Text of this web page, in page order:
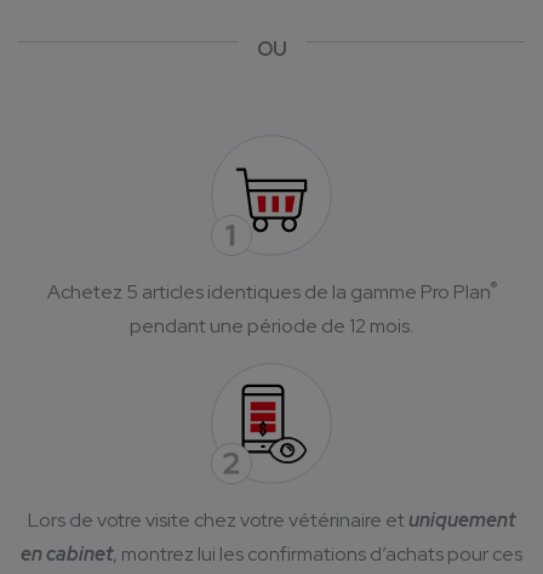
OU
Achetez 5 articles identiques de la gamme Pro Plan®
pendant une période de 12 mois.
Lors de votre visite chez votre vétérinaire etuniquement
en cabinet, montrez lui les confirmations d’achats pour ces